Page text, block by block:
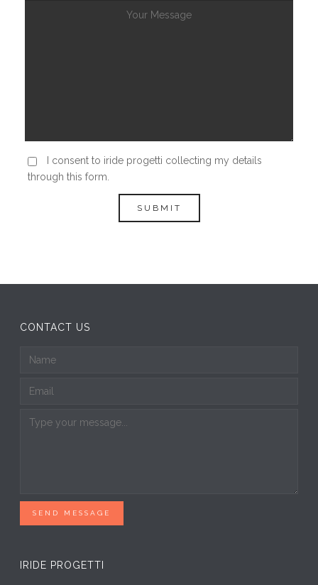
I consent to iride progetti collecting my details
through this form.
SUBMIT
CONTACT US
SEND MESSAGE
IRIDE PROGETTI